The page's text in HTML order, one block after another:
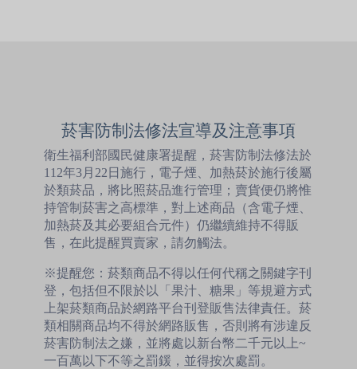
菸害防制法修法宣導及注意事項
衛生福利部國民健康署提醒，菸害防制法修法於
112年3月22日施行，電子煙、加熱菸於施行後屬
於類菸品，將比照菸品進行管理；賣貨便仍將惟
持管制菸害之高標準，對上述商品（含電子煙、
加熱菸及其必要組合元件）仍繼續維持不得販
售，在此提醒買賣家，請勿觸法。
※提醒您：菸類商品不得以任何代稱之關鍵字刊
登，包括但不限於以「果汁、糖果」等規避方式
上架菸類商品於網路平台刊登販售法律責任。菸
類相關商品均不得於網路販售，否則將有涉違反
菸害防制法之嫌，並將處以新台幣二千元以上~
一百萬以下不等之罰鍰，並得按次處罰。